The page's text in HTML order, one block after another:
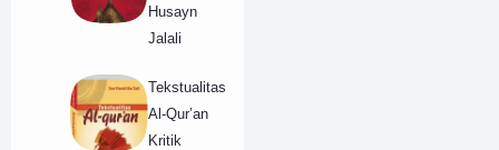
Husayn
Jalali
Tekstualitas
Al-Qur’an
Kritik